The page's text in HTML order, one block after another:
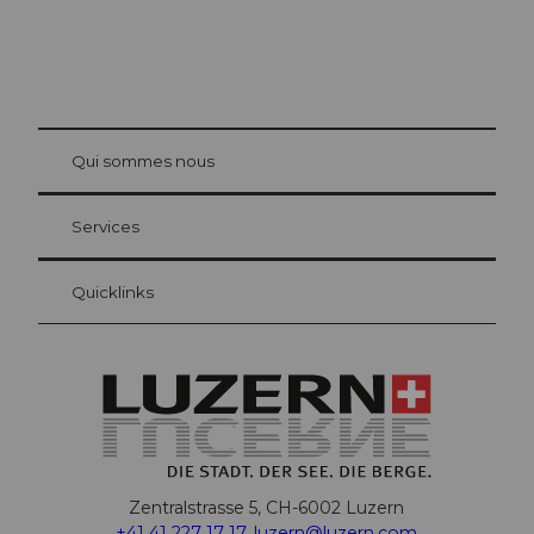
Carte d’hôte Lucerne
Vos avantages en tant qu'hôte pour la nuit
at Bre
Qui sommes nous
Services
Quicklinks
Zentralstrasse 5, CH-6002 Luzern